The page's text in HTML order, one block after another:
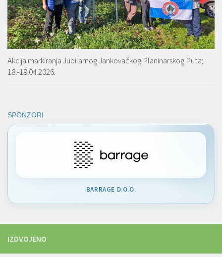
Akcija markiranja Jubilarnog Jankovačkog Planinarskog Puta;
18.-19.04.2026.
SPONZORI
BARRAGE D.O.O.
IZDVOJENO